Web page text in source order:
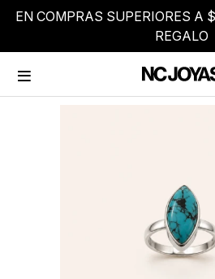
EN COMPRAS SUPERIORES A
REGALO
